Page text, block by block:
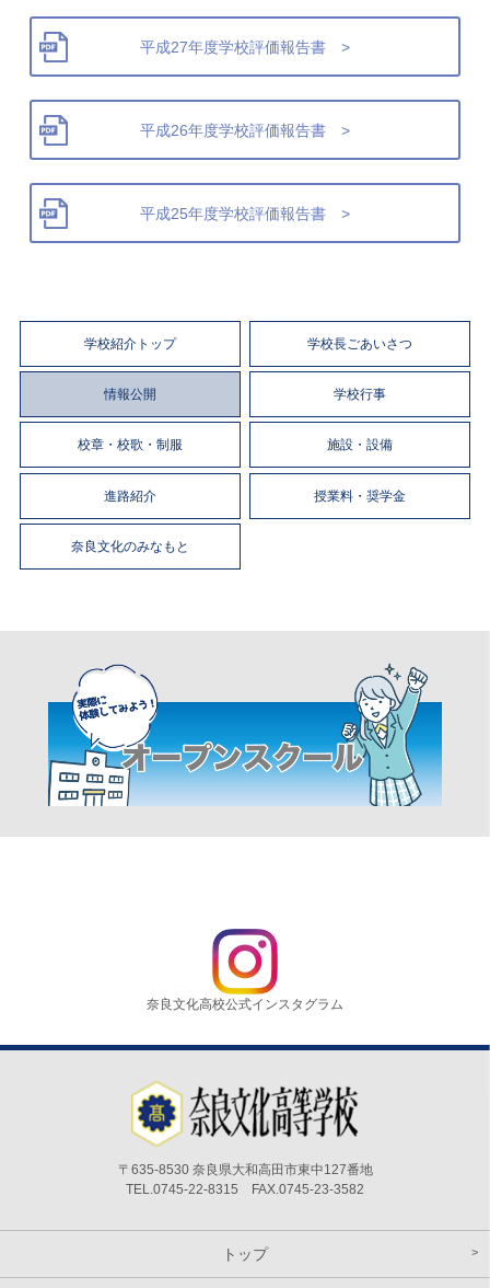
平成27年度学校評価報告書 >
平成26年度学校評価報告書 >
平成25年度学校評価報告書 >
学校紹介トップ 学校長ごあいさつ
情報公開 学校行事
校章・校歌・制服 施設・設備
進路紹介 授業料・奨学金
奈良文化のみなもと
奈良文化高校公式インスタグラム
〒635-8530 奈良県大和高田市東中127番地
TEL.0745-22-8315 FAX.0745-23-3582
トップ